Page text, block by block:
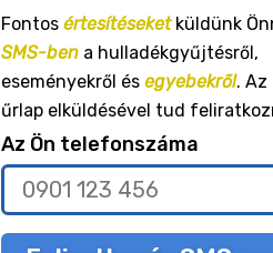
Fontos értesítéseketküldünk
SMS-ben a hulladékgyűjtésről,
eseményekről és egyebekről. Az
űrlap elküldésével tud
Az Ön telefonszáma